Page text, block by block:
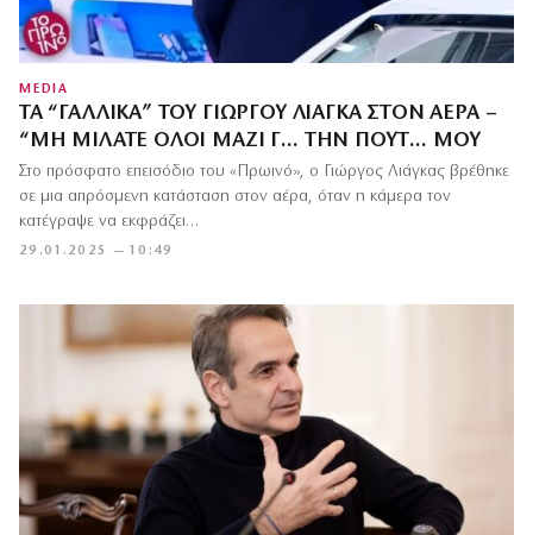
MEDIA
ΤΑ “ΓΑΛΛΙΚΆ” ΤΟΥ ΓΙΏΡΓΟΥ ΛΙΆΓΚΑ ΣΤΟΝ ΑΈΡΑ –
“ΜΗ ΜΙΛΆΤΕ ΌΛΟΙ ΜΑΖΊ Γ… ΤΗΝ ΠΟΥΤ… ΜΟΥ
29.01.2025 — 10:49
Στο πρόσφατο επεισόδιο του «Πρωινό», ο Γιώργος Λιάγκας βρέθηκε
σε μια απρόσμενη κατάσταση στον αέρα, όταν η κάμερα τον
κατέγραψε να εκφράζει…